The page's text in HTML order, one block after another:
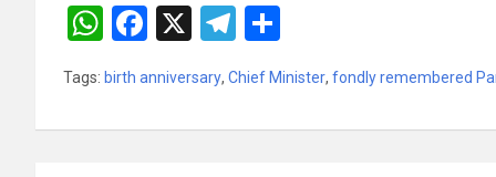
W
at
s
F
ce
b
X
T
e
gr
ar
e
Tags: birth anniversary, Chief Minister, fondly remembered